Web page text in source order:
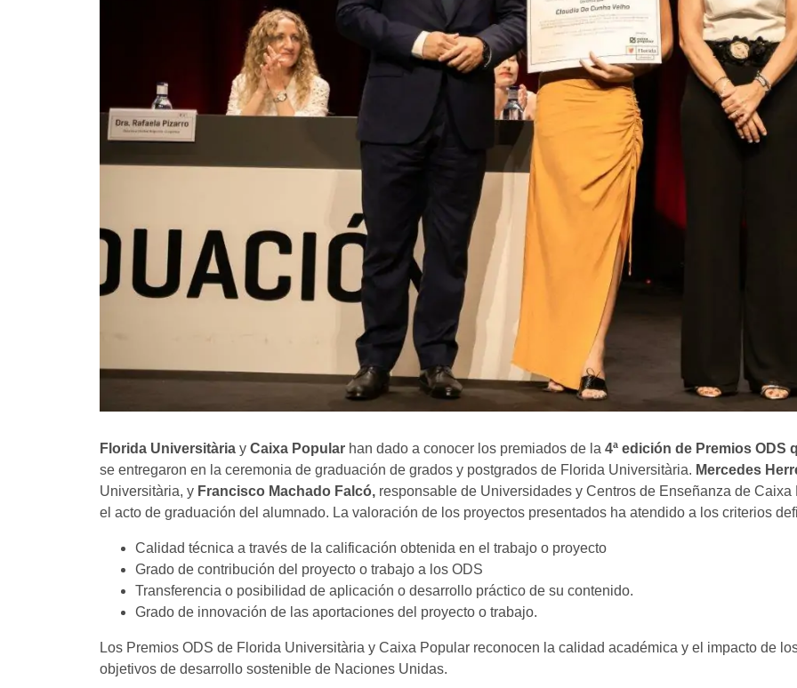
Florida Universitària y Caixa Popular han dado a conocer los premiados de la 4ª edición de Premios ODS
se entregaron en la ceremonia de graduación de grados y postgrados de Florida Universitària. Mercedes
Universitària, y Francisco Machado Falcó, responsable de Universidades y Centros de Enseñanza de
el acto de graduación del alumnado. La valoración de los proyectos presentados ha atendido a los criterios
Calidad técnica a través de la calificación obtenida en el trabajo o proyecto
Grado de contribución del proyecto o trabajo a los ODS
Transferencia o posibilidad de aplicación o desarrollo práctico de su contenido.
Grado de innovación de las aportaciones del proyecto o trabajo.
Los Premios ODS de Florida Universitària y Caixa Popular reconocen la calidad académica y el impacto de
objetivos de desarrollo sostenible de Naciones Unidas.